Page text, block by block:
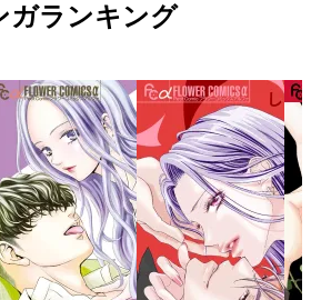
ガランキング